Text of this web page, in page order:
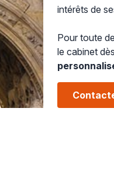
intérêts de
Pour toute
le cabinet